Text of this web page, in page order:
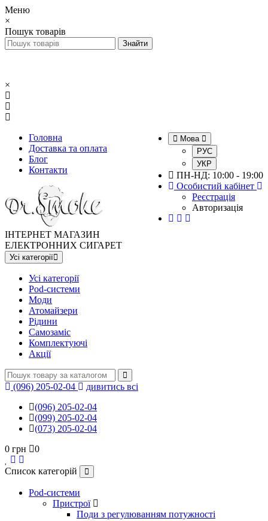
Меню
×
Пошук товарів
×
Головна
Доставка та оплата
Блог
Контакти
Мова
РУС
УКР
ПН-НД: 10:00 - 19:00
Особистий кабінет
Реєстрація
Авторизація
ІНТЕРНЕТ МАГАЗИН
ЕЛЕКТРОННИХ СИГАРЕТ
Усі категорії
Усі категорії
Pod-системи
Моди
Атомайзери
Рідини
Самозаміс
Комплектуючі
Акції
(096) 205-02-04
дивитись всі
(096) 205-02-04
(099) 205-02-04
(073) 205-02-04
0 грн
0
Список категорій
Pod-системи
Пристрої
Поди з регулюванням потужності